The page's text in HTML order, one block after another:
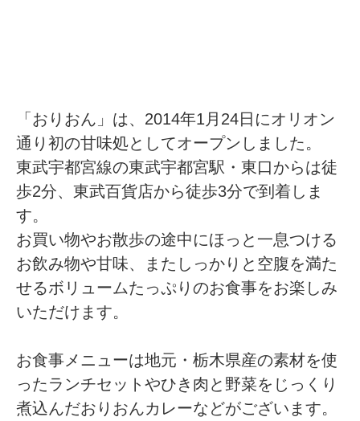
「おりおん」は、2014年1月24日にオリオン
通り初の甘味処としてオープンしました。
東武宇都宮線の東武宇都宮駅・東口からは徒
歩2分、東武百貨店から徒歩3分で到着しま
す。
お買い物やお散歩の途中にほっと一息つける
お飲み物や甘味、またしっかりと空腹を満た
せるボリュームたっぷりのお食事をお楽しみ
いただけます。
お食事メニューは地元・栃木県産の素材を使
ったランチセットやひき肉と野菜をじっくり
煮込んだおりおんカレーなどがございます。